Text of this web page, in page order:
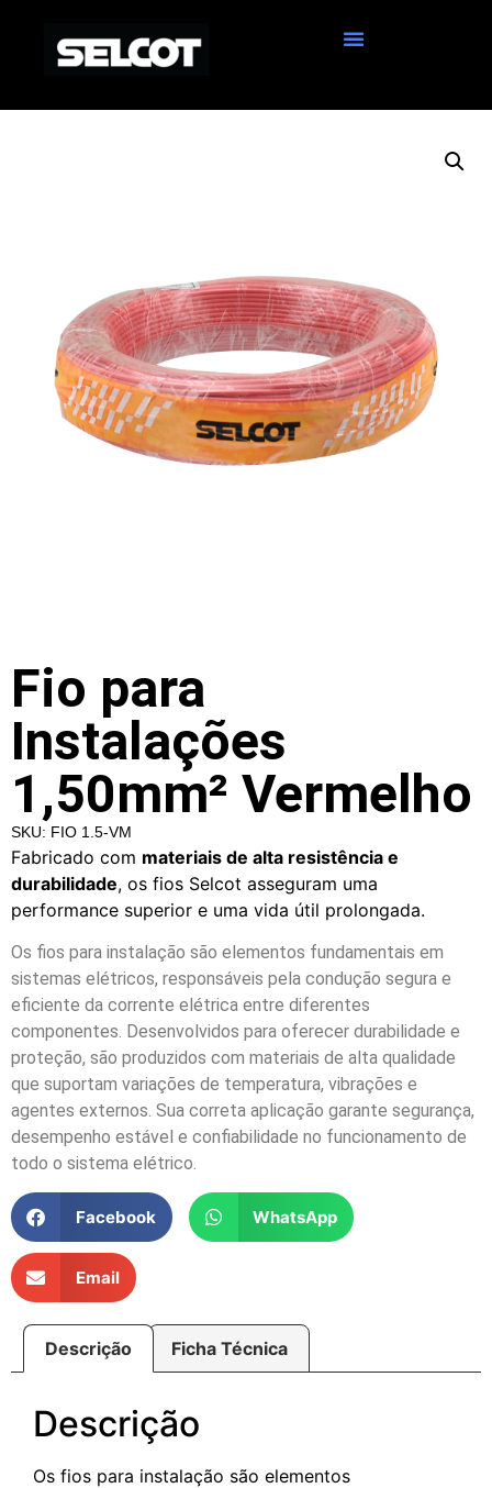
Fio para
Instalações
1,50mm² Vermelho
SKU: FIO 1.5-VM
Fabricado com materiais de alta resistência e
durabilidade, os fios Selcot asseguram uma
performance superior e uma vida útil prolongada.
Os fios para instalação são elementos fundamentais em
sistemas elétricos, responsáveis pela condução segura e
eficiente da corrente elétrica entre diferentes
componentes. Desenvolvidos para oferecer durabilidade e
proteção, são produzidos com materiais de alta qualidade
que suportam variações de temperatura, vibrações e
agentes externos. Sua correta aplicação garante segurança,
desempenho estável e confiabilidade no funcionamento de
todo o sistema elétrico.
Facebook WhatsApp
Email
Descrição Ficha Técnica
Descrição
Os fios para instalação são elementos